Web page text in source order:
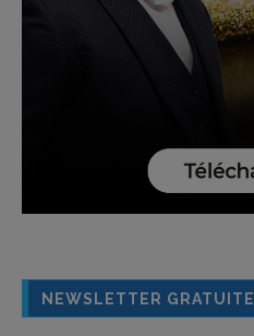
NEWSLETTER GRATUITE